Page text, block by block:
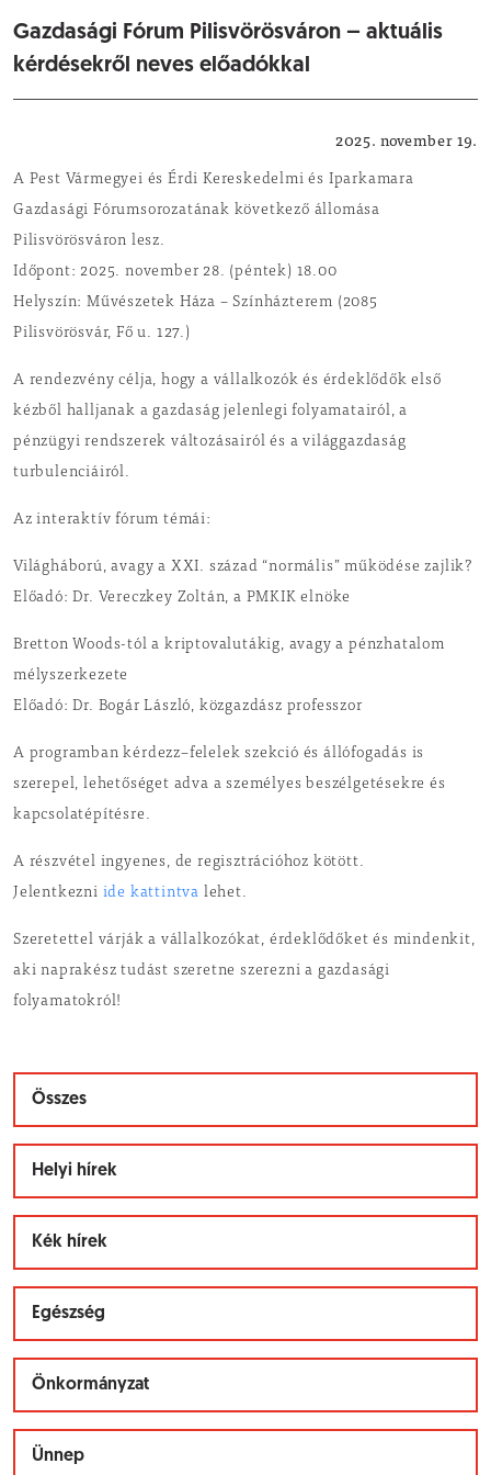
Gazdasági Fórum Pilisvörösváron – aktuális
kérdésekről neves előadókkal
2025. november 19.
A Pest Vármegyei és Érdi Kereskedelmi és Iparkamara
Gazdasági Fórumsorozatának következő állomása
Pilisvörösváron lesz.
Időpont: 2025. november 28. (péntek) 18.00
Helyszín: Művészetek Háza – Színházterem (2085
Pilisvörösvár, Fő u. 127.)
A rendezvény célja, hogy a vállalkozók és érdeklődők első
kézből halljanak a gazdaság jelenlegi folyamatairól, a
pénzügyi rendszerek változásairól és a világgazdaság
turbulenciáiról.
Az interaktív fórum témái:
Világháború, avagy a XXI. század “normális” működése zajlik?
Előadó: Dr. Vereczkey Zoltán, a PMKIK elnöke
Bretton Woods-tól a kriptovalutákig, avagy a pénzhatalom
mélyszerkezete
Előadó: Dr. Bogár László, közgazdász professzor
A programban kérdezz–felelek szekció és állófogadás is
szerepel, lehetőséget adva a személyes beszélgetésekre és
kapcsolatépítésre.
A részvétel ingyenes, de regisztrációhoz kötött.
Jelentkezni ide kattintva lehet.
Szeretettel várják a vállalkozókat, érdeklődőket és mindenkit,
aki naprakész tudást szeretne szerezni a gazdasági
folyamatokról!
Összes
Helyi hírek
Kék hírek
Egészség
Önkormányzat
Ünnep